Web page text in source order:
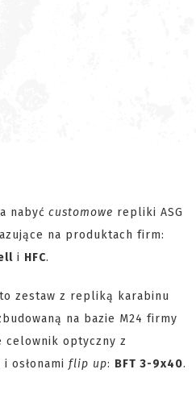
nabyć customowe repliki ASG
na produktach firm:
i HFC.
to zestaw z repliką karabinu
na bazie M24 firmy
celownik optyczny z
osłonami flip up: BFT 3-9x40.